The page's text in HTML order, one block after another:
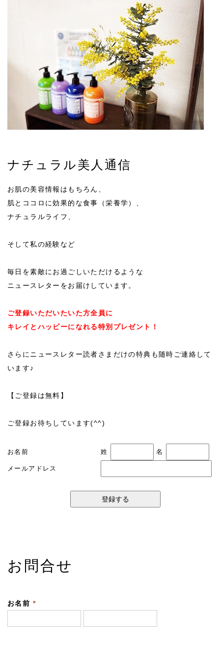
ナチュラル美人通信
お肌の美容情報はもちろん、
肌とココロに効果的な食事（栄養学）、
ナチュラルライフ、
そして私の経験など
毎日を素敵にお過ごしいただけるような
ニュースレターをお届けしています。
ご登録いただいたいた方全員に
キレイとハッピーになれる特別プレゼント！
さらにニュースレター読者さまだけの特典も随時ご連絡して
います♪
【ご登録は無料】
ご登録お待ちしています(^^)
お名前 姓 名
メールアドレス
お問合せ
お名前 *